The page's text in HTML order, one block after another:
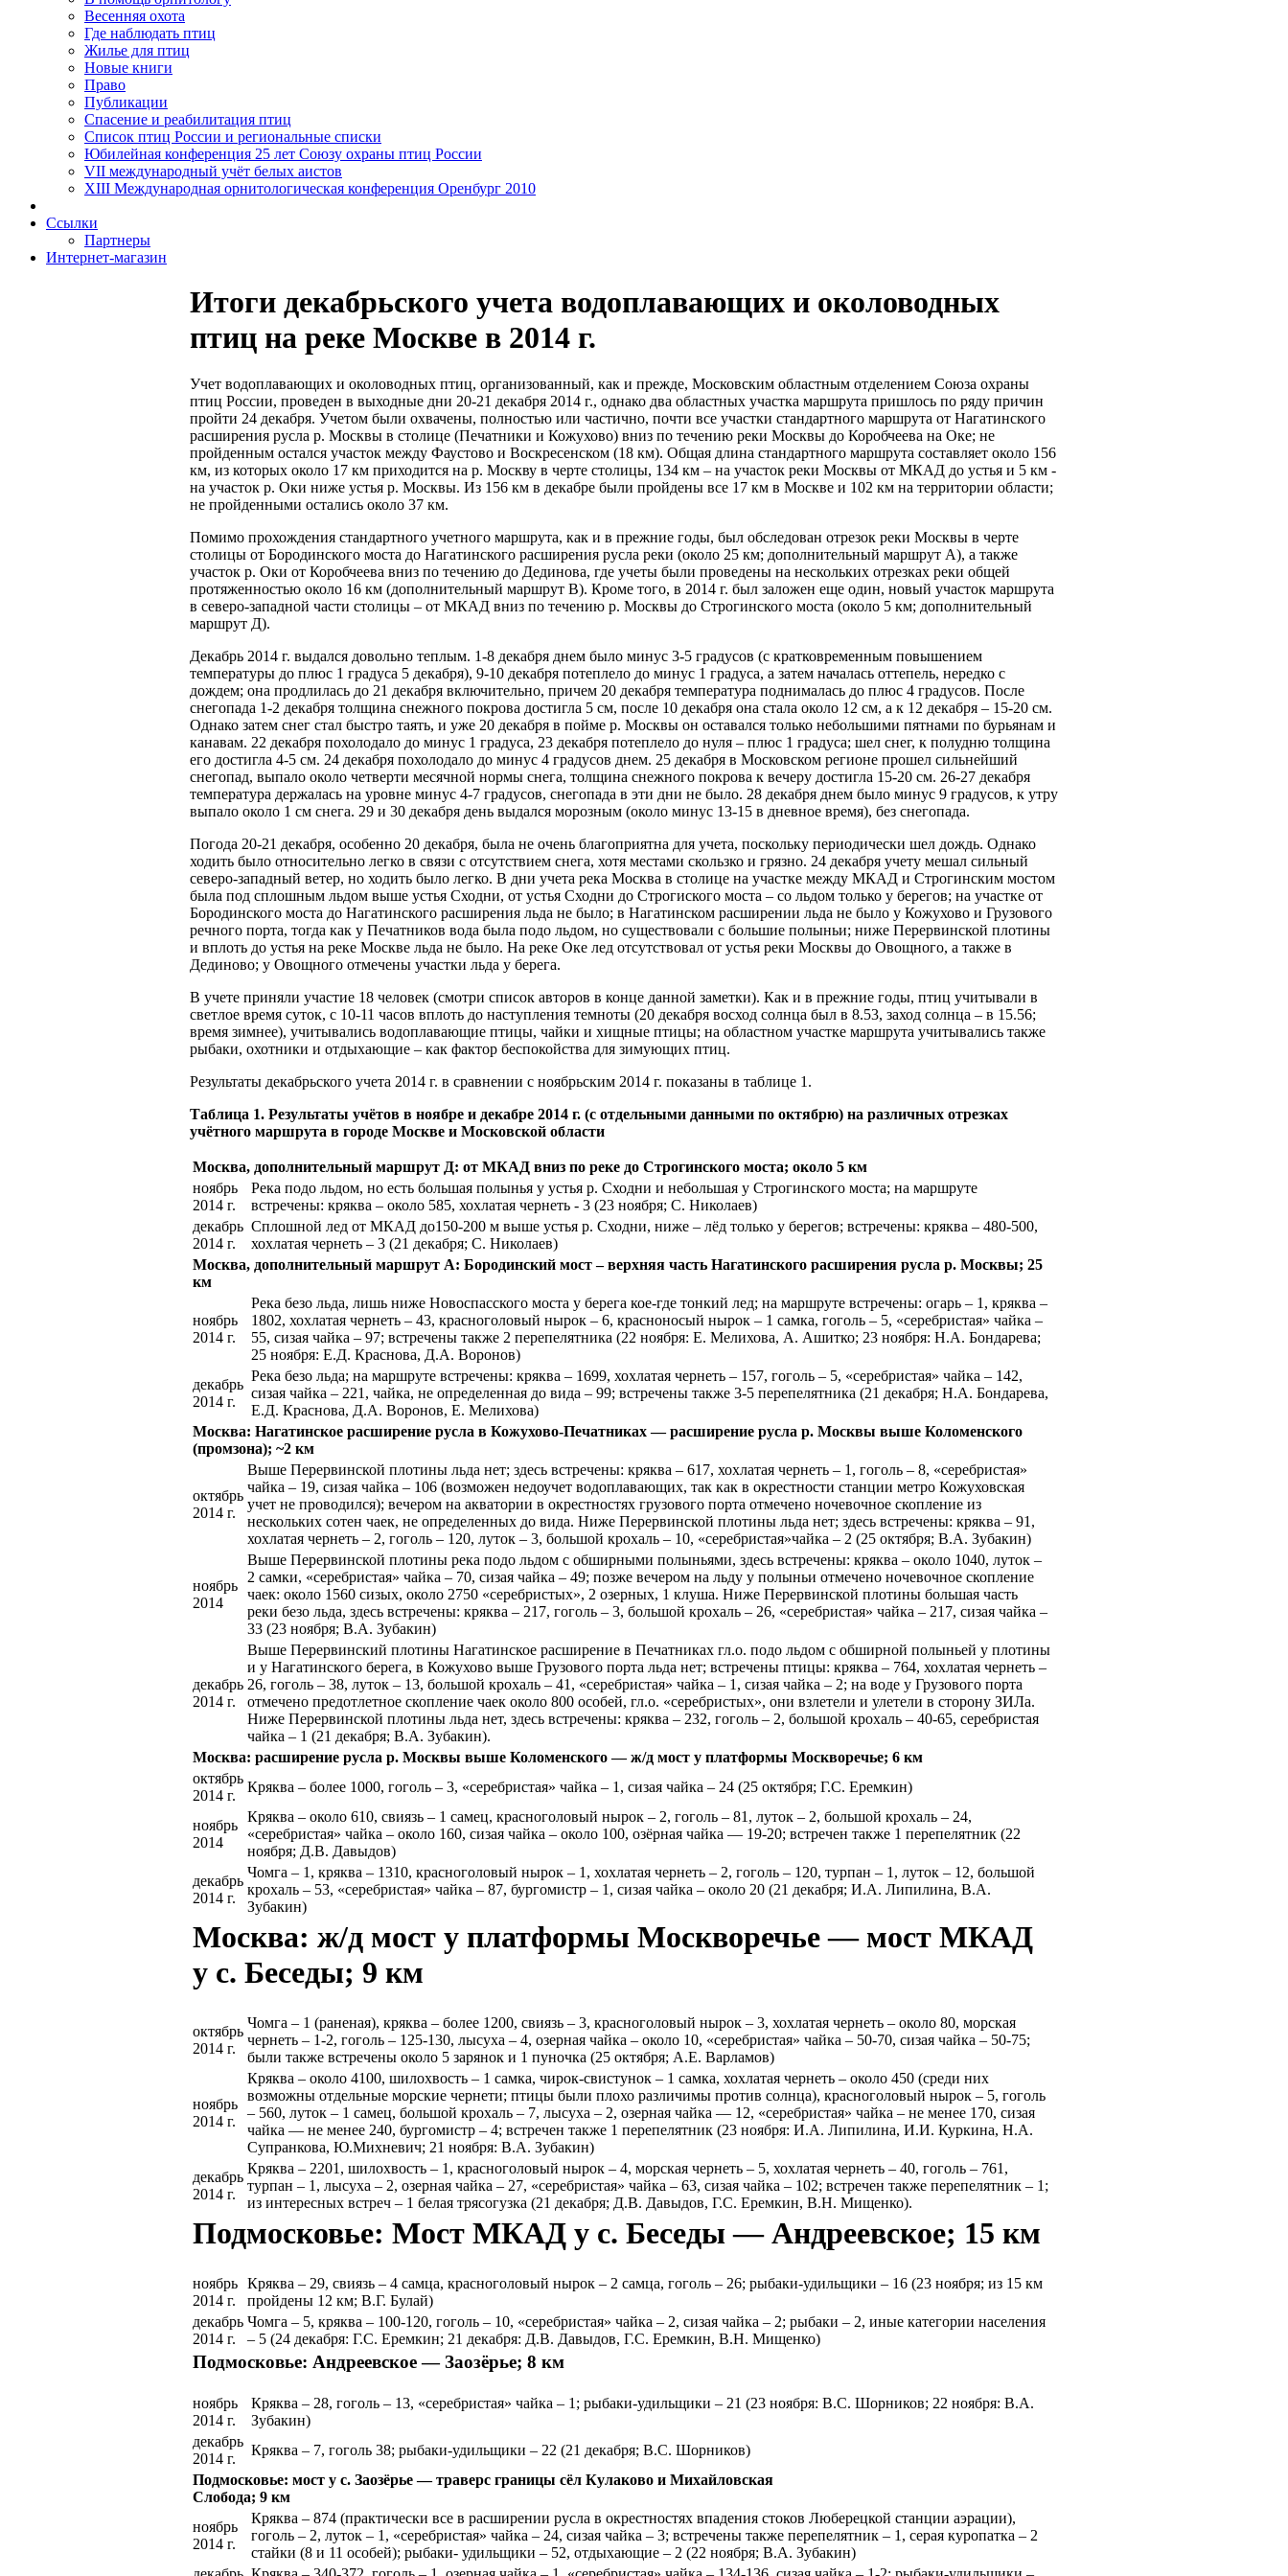
Весенняя охота
Где наблюдать птиц
Жилье для птиц
Новые книги
Право
Публикации
Спасение и реабилитация птиц
Список птиц России и региональные списки
Юбилейная конференция 25 лет Союзу охраны птиц России
VII международный учёт белых аистов
XIII Международная орнитологическая конференция Оренбург 2010
Ссылки
Партнеры
Интернет-магазин
Итоги декабрьского учета водоплавающих и околоводных
птиц на реке Москве в 2014 г.
Учет водоплавающих и околоводных птиц, организованный, как и прежде, Московским областным отделением Союза охраны
птиц России, проведен в выходные дни 20-21 декабря 2014 г., однако два областных участка маршрута пришлось по ряду причин
пройти 24 декабря. Учетом были охвачены, полностью или частично, почти все участки стандартного маршрута от Нагатинского
расширения русла р. Москвы в столице (Печатники и Кожухово) вниз по течению реки Москвы до Коробчеева на Оке; не
пройденным остался участок между Фаустово и Воскресенском (18 км). Общая длина стандартного маршрута составляет около 156
км, из которых около 17 км приходится на р. Москву в черте столицы, 134 км – на участок реки Москвы от МКАД до устья и 5 км -
на участок р. Оки ниже устья р. Москвы. Из 156 км в декабре были пройдены все 17 км в Москве и 102 км на территории области;
не пройденными остались около 37 км.
Помимо прохождения стандартного учетного маршрута, как и в прежние годы, был обследован отрезок реки Москвы в черте
столицы от Бородинского моста до Нагатинского расширения русла реки (около 25 км; дополнительный маршрут А), а также
участок р. Оки от Коробчеева вниз по течению до Дединова, где учеты были проведены на нескольких отрезках реки общей
протяженностью около 16 км (дополнительный маршрут В). Кроме того, в 2014 г. был заложен еще один, новый участок маршрута
в северо-западной части столицы – от МКАД вниз по течению р. Москвы до Строгинского моста (около 5 км; дополнительный
маршрут Д).
Декабрь 2014 г. выдался довольно теплым. 1-8 декабря днем было минус 3-5 градусов (с кратковременным повышением
температуры до плюс 1 градуса 5 декабря), 9-10 декабря потеплело до минус 1 градуса, а затем началась оттепель, нередко с
дождем; она продлилась до 21 декабря включительно, причем 20 декабря температура поднималась до плюс 4 градусов. После
снегопада 1-2 декабря толщина снежного покрова достигла 5 см, после 10 декабря она стала около 12 см, а к 12 декабря – 15-20 см.
Однако затем снег стал быстро таять, и уже 20 декабря в пойме р. Москвы он оставался только небольшими пятнами по бурьянам и
канавам. 22 декабря похолодало до минус 1 градуса, 23 декабря потеплело до нуля – плюс 1 градуса; шел снег, к полудню толщина
его достигла 4-5 см. 24 декабря похолодало до минус 4 градусов днем. 25 декабря в Московском регионе прошел сильнейший
снегопад, выпало около четверти месячной нормы снега, толщина снежного покрова к вечеру достигла 15-20 см. 26-27 декабря
температура держалась на уровне минус 4-7 градусов, снегопада в эти дни не было. 28 декабря днем было минус 9 градусов, к утру
выпало около 1 см снега. 29 и 30 декабря день выдался морозным (около минус 13-15 в дневное время), без снегопада.
Погода 20-21 декабря, особенно 20 декабря, была не очень благоприятна для учета, поскольку периодически шел дождь. Однако
ходить было относительно легко в связи с отсутствием снега, хотя местами скользко и грязно. 24 декабря учету мешал сильный
северо-западный ветер, но ходить было легко. В дни учета река Москва в столице на участке между МКАД и Строгинским мостом
была под сплошным льдом выше устья Сходни, от устья Сходни до Строгиского моста – со льдом только у берегов; на участке от
Бородинского моста до Нагатинского расширения льда не было; в Нагатинском расширении льда не было у Кожухово и Грузового
речного порта, тогда как у Печатников вода была подо льдом, но существовали с большие полыньи; ниже Перервинской плотины
и вплоть до устья на реке Москве льда не было. На реке Оке лед отсутствовал от устья реки Москвы до Овощного, а также в
Дединово; у Овощного отмечены участки льда у берега.
В учете приняли участие 18 человек (смотри список авторов в конце данной заметки). Как и в прежние годы, птиц учитывали в
светлое время суток, с 10-11 часов вплоть до наступления темноты (20 декабря восход солнца был в 8.53, заход солнца – в 15.56;
время зимнее), учитывались водоплавающие птицы, чайки и хищные птицы; на областном участке маршрута учитывались также
рыбаки, охотники и отдыхающие – как фактор беспокойства для зимующих птиц.
Результаты декабрьского учета 2014 г. в сравнении с ноябрьским 2014 г. показаны в таблице 1.
Таблица 1. Результаты учётов в ноябре и декабре 2014 г. (с отдельными данными по октябрю) на различных отрезках
учётного маршрута в городе Москве и Московской области
Москва, дополнительный маршрут Д: от МКАД вниз по реке до Строгинского моста; около 5 км
ноябрь
2014 г.
Река подо льдом, но есть большая полынья у устья р. Сходни и небольшая у Строгинского моста; на маршруте
встречены: кряква – около 585, хохлатая чернеть - 3 (23 ноября; С. Николаев)
декабрь
2014 г.
Сплошной лед от МКАД до150-200 м выше устья р. Сходни, ниже – лёд только у берегов; встречены: кряква – 480-500,
хохлатая чернеть – 3 (21 декабря; С. Николаев)
Москва, дополнительный маршрут А: Бородинский мост – верхняя часть Нагатинского расширения русла р. Москвы; 25
км
ноябрь
2014 г.
Река безо льда, лишь ниже Новоспасского моста у берега кое-где тонкий лед; на маршруте встречены: огарь – 1, кряква –
1802, хохлатая чернеть – 43, красноголовый нырок – 6, красноносый нырок – 1 самка, гоголь – 5, «серебристая» чайка –
55, сизая чайка – 97; встречены также 2 перепелятника (22 ноября: Е. Мелихова, А. Ашитко; 23 ноября: Н.А. Бондарева;
25 ноября: Е.Д. Краснова, Д.А. Воронов)
декабрь
2014 г.
Река безо льда; на маршруте встречены: кряква – 1699, хохлатая чернеть – 157, гоголь – 5, «серебристая» чайка – 142,
сизая чайка – 221, чайка, не определенная до вида – 99; встречены также 3-5 перепелятника (21 декабря; Н.А. Бондарева,
Е.Д. Краснова, Д.А. Воронов, Е. Мелихова)
Москва: Нагатинское расширение русла в Кожухово-Печатниках — расширение русла р. Москвы выше Коломенского
(промзона); ~2 км
октябрь
2014 г.
Выше Перервинской плотины льда нет; здесь встречены: кряква – 617, хохлатая чернеть – 1, гоголь – 8, «серебристая»
чайка – 19, сизая чайка – 106 (возможен недоучет водоплавающих, так как в окрестности станции метро Кожуховская
учет не проводился); вечером на акватории в окрестностях грузового порта отмечено ночевочное скопление из
нескольких сотен чаек, не определенных до вида. Ниже Перервинской плотины льда нет; здесь встречены: кряква – 91,
хохлатая чернеть – 2, гоголь – 120, луток – 3, большой крохаль – 10, «серебристая»чайка – 2 (25 октября; В.А. Зубакин)
ноябрь
2014
Выше Перервинской плотины река подо льдом с обширными полыньями, здесь встречены: кряква – около 1040, луток –
2 самки, «серебристая» чайка – 70, сизая чайка – 49; позже вечером на льду у полыньи отмечено ночевочное скопление
чаек: около 1560 сизых, около 2750 «серебристых», 2 озерных, 1 клуша. Ниже Перервинской плотины большая часть
реки безо льда, здесь встречены: кряква – 217, гоголь – 3, большой крохаль – 26, «серебристая» чайка – 217, сизая чайка –
33 (23 ноября; В.А. Зубакин)
декабрь
2014 г.
Выше Перервинский плотины Нагатинское расширение в Печатниках гл.о. подо льдом с обширной полыньей у плотины
и у Нагатинского берега, в Кожухово выше Грузового порта льда нет; встречены птицы: кряква – 764, хохлатая чернеть –
26, гоголь – 38, луток – 13, большой крохаль – 41, «серебристая» чайка – 1, сизая чайка – 2; на воде у Грузового порта
отмечено предотлетное скопление чаек около 800 особей, гл.о. «серебристых», они взлетели и улетели в сторону ЗИЛа.
Ниже Перервинской плотины льда нет, здесь встречены: кряква – 232, гоголь – 2, большой крохаль – 40-65, серебристая
чайка – 1 (21 декабря; В.А. Зубакин).
Москва: расширение русла р. Москвы выше Коломенского — ж/д мост у платформы Москворечье; 6 км
октябрь
2014 г.
Кряква – более 1000, гоголь – 3, «серебристая» чайка – 1, сизая чайка – 24 (25 октября; Г.С. Еремкин)
ноябрь
2014
Кряква – около 610, свиязь – 1 самец, красноголовый нырок – 2, гоголь – 81, луток – 2, большой крохаль – 24,
«серебристая» чайка – около 160, сизая чайка – около 100, озёрная чайка — 19-20; встречен также 1 перепелятник (22
ноября; Д.В. Давыдов)
декабрь
2014 г.
Чомга – 1, кряква – 1310, красноголовый нырок – 1, хохлатая чернеть – 2, гоголь – 120, турпан – 1, луток – 12, большой
крохаль – 53, «серебристая» чайка – 87, бургомистр – 1, сизая чайка – около 20 (21 декабря; И.А. Липилина, В.А.
Зубакин)
Москва: ж/д мост у платформы Москворечье — мост МКАД
у с. Беседы; 9 км
октябрь
2014 г.
Чомга – 1 (раненая), кряква – более 1200, свиязь – 3, красноголовый нырок – 3, хохлатая чернеть – около 80, морская
чернеть – 1-2, гоголь – 125-130, лысуха – 4, озерная чайка – около 10, «серебристая» чайка – 50-70, сизая чайка – 50-75;
были также встречены около 5 зарянок и 1 пуночка (25 октября; А.Е. Варламов)
ноябрь
2014 г.
Кряква – около 4100, шилохвость – 1 самка, чирок-свистунок – 1 самка, хохлатая чернеть – около 450 (среди них
возможны отдельные морские чернети; птицы были плохо различимы против солнца), красноголовый нырок – 5, гоголь
– 560, луток – 1 самец, большой крохаль – 7, лысуха – 2, озерная чайка — 12, «серебристая» чайка – не менее 170, сизая
чайка — не менее 240, бургомистр – 4; встречен также 1 перепелятник (23 ноября: И.А. Липилина, И.И. Куркина, Н.А.
Супранкова, Ю.Михневич; 21 ноября: В.А. Зубакин)
декабрь
2014 г.
Кряква – 2201, шилохвость – 1, красноголовый нырок – 4, морская чернеть – 5, хохлатая чернеть – 40, гоголь – 761,
турпан – 1, лысуха – 2, озерная чайка – 27, «серебристая» чайка – 63, сизая чайка – 102; встречен также перепелятник – 1;
из интересных встреч – 1 белая трясогузка (21 декабря; Д.В. Давыдов, Г.С. Еремкин, В.Н. Мищенко).
Подмосковье: Мост МКАД у с. Беседы — Андреевское; 15 км
ноябрь
2014 г.
Кряква – 29, свиязь – 4 самца, красноголовый нырок – 2 самца, гоголь – 26; рыбаки-удильщики – 16 (23 ноября; из 15 км
пройдены 12 км; В.Г. Булай)
декабрь
2014 г.
Чомга – 5, кряква – 100-120, гоголь – 10, «серебристая» чайка – 2, сизая чайка – 2; рыбаки – 2, иные категории населения
– 5 (24 декабря: Г.С. Еремкин; 21 декабря: Д.В. Давыдов, Г.С. Еремкин, В.Н. Мищенко)
Подмосковье: Андреевское — Заозёрье; 8 км
ноябрь
2014 г.
Кряква – 28, гоголь – 13, «серебристая» чайка – 1; рыбаки-удильщики – 21 (23 ноября: В.С. Шорников; 22 ноября: В.А.
Зубакин)
декабрь
2014 г.
Кряква – 7, гоголь 38; рыбаки-удильщики – 22 (21 декабря; В.С. Шорников)
Подмосковье: мост у с. Заозёрье — траверс границы сёл Кулаково и Михайловская
Слобода; 9 км
ноябрь
2014 г.
Кряква – 874 (практически все в расширении русла в окрестностях впадения стоков Люберецкой станции аэрации),
гоголь – 2, луток – 1, «серебристая» чайка – 24, сизая чайка – 3; встречены также перепелятник – 1, серая куропатка – 2
стайки (8 и 11 особей); рыбаки- удильщики – 52, отдыхающие – 2 (22 ноября; В.А. Зубакин)